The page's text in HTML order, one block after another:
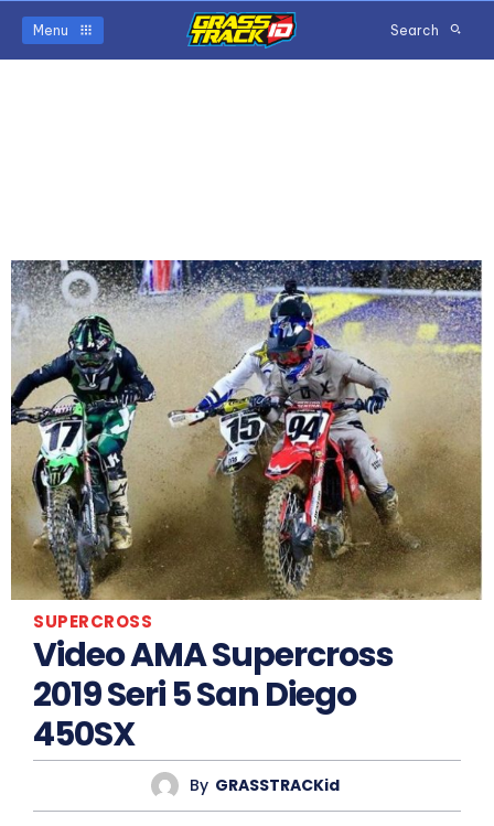
Menu Search
SUPERCROSS
Video AMA Supercross
2019 Seri 5 San Diego
450SX
By GRASSTRACKid